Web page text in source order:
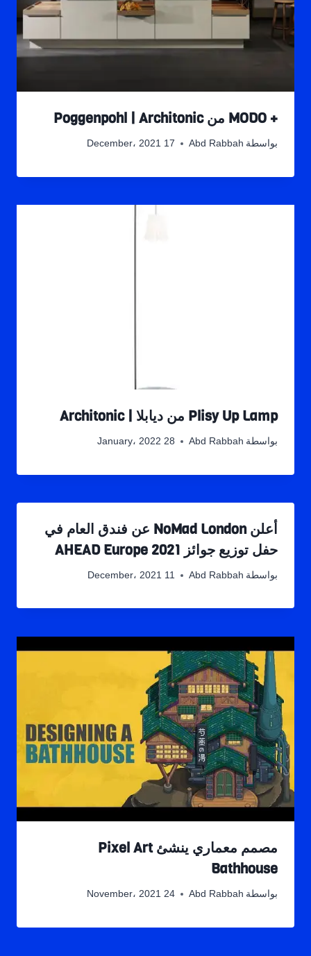
+ MODO من Poggenpohl | Architonic
بواسطة Abd Rabbah 17 December، 2021
Plisy Up Lamp من ديابلا | Architonic
بواسطة Abd Rabbah 28 January، 2022
أعلن NoMad London عن فندق العام في
حفل توزيع جوائز AHEAD Europe 2021
بواسطة Abd Rabbah 11 December، 2021
مصمم معماري ينشئ Pixel Art
Bathhouse
بواسطة Abd Rabbah 24 November، 2021